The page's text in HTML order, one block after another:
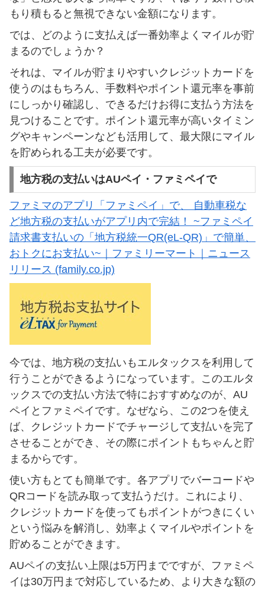
もり積もると無視できない金額になります。
では、どのように支払えば一番効率よくマイルが貯
まるのでしょうか？
それは、マイルが貯まりやすいクレジットカードを
使うのはもちろん、手数料やポイント還元率を事前
にしっかり確認し、できるだけお得に支払う方法を
見つけることです。ポイント還元率が高いタイミン
グやキャンペーンなども活用して、最大限にマイル
を貯められる工夫が必要です。
地方税の支払いはAUペイ・ファミペイで
ファミマのアプリ「ファミペイ」で、 自動車税な
ど地方税の支払いがアプリ内で完結！ ~ファミペイ
請求書支払いの「地方税統一QR(eL-QR)」で簡単、
おトクにお支払い~｜ファミリーマート｜ニュース
リリース (family.co.jp)
今では、地方税の支払いもエルタックスを利用して
行うことができるようになっています。このエルタ
ックスでの支払い方法で特におすすめなのが、AU
ペイとファミペイです。なぜなら、この2つを使え
ば、クレジットカードでチャージして支払いを完了
させることができ、その際にポイントもちゃんと貯
まるからです。
使い方もとても簡単です。各アプリでバーコードや
QRコードを読み取って支払うだけ。これにより、
クレジットカードを使ってもポイントがつきにくい
という悩みを解消し、効率よくマイルやポイントを
貯めることができます。
AUペイの支払い上限は5万円までですが、ファミペ
イは30万円まで対応しているため、より大きな額の